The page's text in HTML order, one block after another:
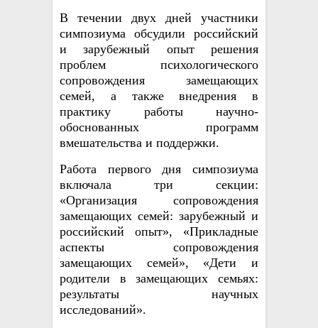
В течении двух дней участники
симпозиума обсудили российский
и зарубежный опыт решения
проблем психологического
сопровождения замещающих
семей, а также внедрения в
практику работы научно-
обоснованных программ
вмешательства и поддержки.
Работа первого дня симпозиума
включала три секции:
«Организация сопровождения
замещающих семей: зарубежный и
российский опыт», «Прикладные
аспекты сопровождения
замещающих семей», «Дети и
родители в замещающих семьях:
результаты научных
исследований».